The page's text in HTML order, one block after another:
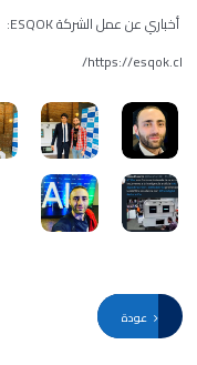
أخباري عن عمل الشركة ESQOK:
https://esqok.cl/